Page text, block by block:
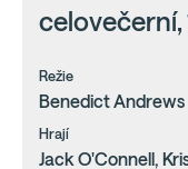
celovečerní,
Režie
Benedict Andrews
Hrají
Jack O'Connell,